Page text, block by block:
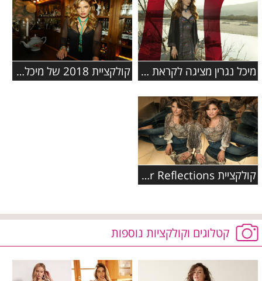
מיכל נגרין מציגה לקראת שבוע הגאווה: קולקציית תכשיטים מעוצבת קולקציית 2018 של מיכל נגרין
קולקציית Summer Reflections של מיכל נגרין
קטלוגים וקולקציות נוספות